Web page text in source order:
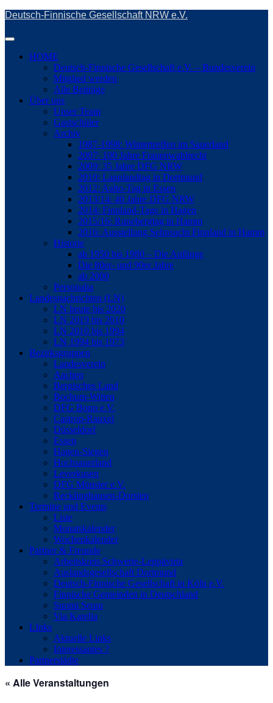
Skip
main
Deutsch-Finnische Gesellschaft NRW e.V.
Toggle
navigation
HOME
Deutsch-Finnische Gesellschaft e.V. – Bundesverein
Mitglied werden
Alle Beiträge
Über uns
Unser Team
Gastschüler
Archiv
1987-1998: Wintertreffen im Sauerland
2007: 100 Jahre Frauenwahlrecht
2009: 35 Jahre DFG NRW
2010: Lapplandtag in Dortmund
2012: Aalto-Tag in Essen
2013/14: 40 Jahre DFG NRW
2014: Finnland-Tage in Hagen
2015/16: Runebergtag in Hamm
2016: Ausstellung Sehnsucht Finnland in Hamm
Historie
ab 1950 bis 1980 – Die Anfänge
Die 80er- und 90er Jahre
ab 2000
Personalia
Landesnachrichten (LN)
LN heute bis 2020
LN 2019 bis 2010
LN 2010 bis 1994
LN 1994 bis 1973
Bezirksgruppen
Landesverein
Aachen
Bergisches Land
Bochum-Witten
DFG Bonn e.V.
Castrop-Rauxel
Düsseldorf
Essen
Hagen-Siegen
Hochsauerland
Leverkusen
DFG Münster e.V.
Recklinghausen-Dorsten
Termine und Events
Liste
Monatskalender
Wochenkalender
Partner & Freunde
Arbeitskreis Schwerte-Leppävirta
Auslandsgesellschaft Dortmund
Deutsch-Finnische Gesellschaft in Köln e.V.
Finnische Gemeinden in Deutschland
Suomi Seura
Via Karelia
LInks
Aktuelle Links
Interessantes ?
Partnerstädte
« Alle Veranstaltungen